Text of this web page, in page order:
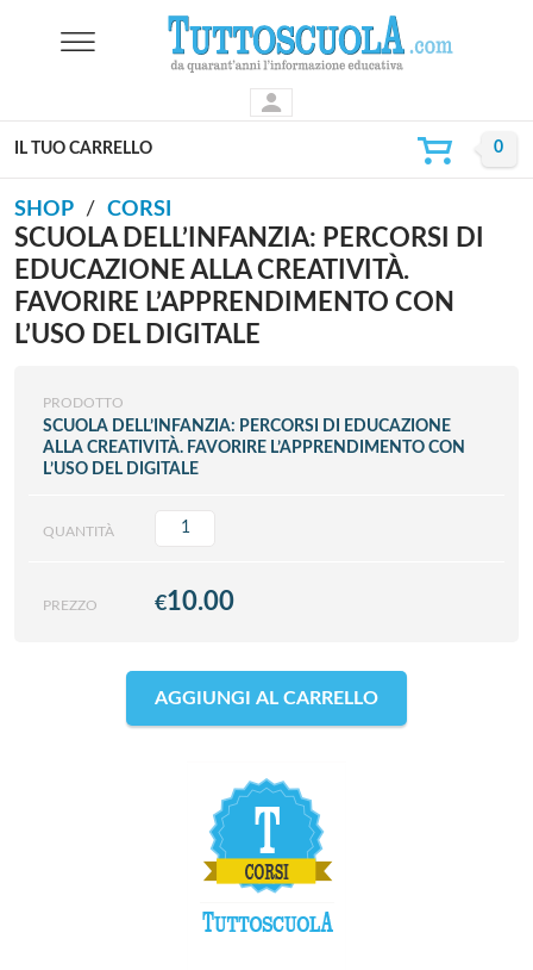
IL TUO CARRELLO
SHOP CORSI
SCUOLA DELL’INFANZIA: PERCORSI DI
EDUCAZIONE ALLA CREATIVITÀ.
FAVORIRE L’APPRENDIMENTO CON
L’USO DEL DIGITALE
PRODOTTO
SCUOLA DELL’INFANZIA: PERCORSI DI EDUCAZIONE
ALLA CREATIVITÀ. FAVORIRE L’APPRENDIMENTO CON
L’USO DEL DIGITALE
QUANTITÀ
PREZZO €10.00
AGGIUNGI AL CARRELLO